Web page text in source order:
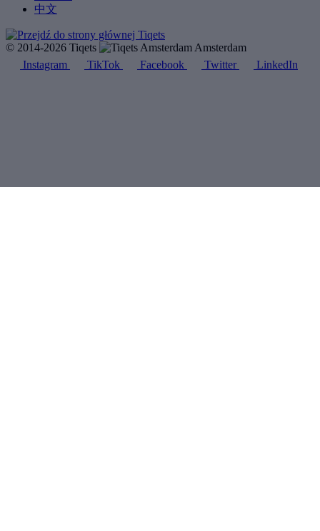
中文
© 2014-2026 Tiqets
Amsterdam
Instagram
TikTok Facebook Twitter LinkedIn